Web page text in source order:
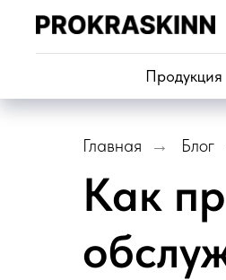
Продукция
Главная → Блог
Как